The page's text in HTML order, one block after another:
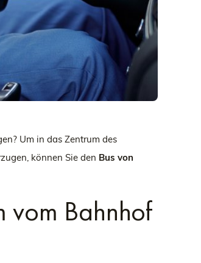
Um in das Zentrum des
können Sie den Bus von
vom Bahnhof